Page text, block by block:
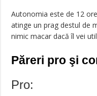
Autonomia este de 12
atinge un prag destul de
nimic macar dacă îl vei
Păreri pro şi
Pro: